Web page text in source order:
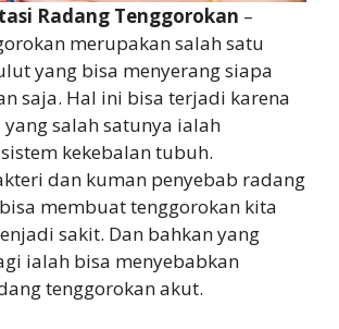
Radang Tenggorokan –
merupakan salah satu
yang bisa menyerang siapa
saja. Hal ini bisa terjadi karena
salah satunya ialah
kekebalan tubuh.
dan kuman penyebab radang
membuat tenggorokan kita
sakit. Dan bahkan yang
ialah bisa menyebabkan
tenggorokan akut.